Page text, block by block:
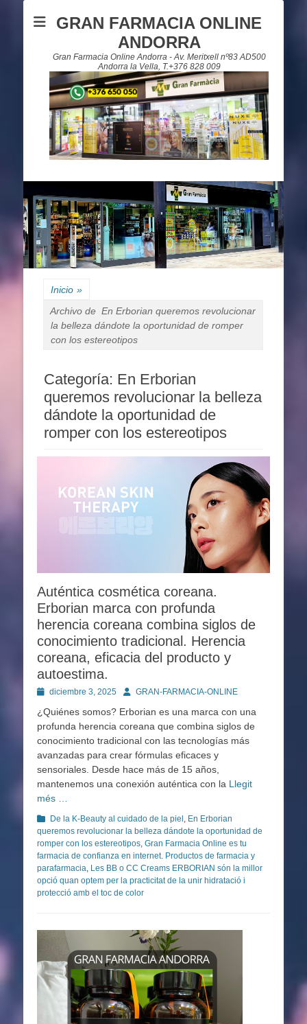
GRAN FARMACIA ONLINE
ANDORRA
Gran Farmacia Online Andorra - Av. Meritxell nº83 AD500
Andorra la Vella, T.+376 828 009
Inicio »
Archivo de En Erborian queremos revolucionar
la belleza dándote la oportunidad de romper
con los estereotipos
Categoría: En Erborian
queremos revolucionar la belleza
dándote la oportunidad de
romper con los estereotipos
Auténtica cosmética coreana.
Erborian marca con profunda
herencia coreana combina siglos de
conocimiento tradicional. Herencia
coreana, eficacia del producto y
autoestima.
Publicado
diciembre 3, 2025 AutorGRAN-FARMACIA-ONLINE
¿Quiénes somos? Erborian es una marca con una
profunda herencia coreana que combina siglos de
conocimiento tradicional con las tecnologías más
avanzadas para crear fórmulas eficaces y
sensoriales. Desde hace más de 15 años,
mantenemos una conexión auténtica con la Llegit
més …
Categorías
De la K-Beauty al cuidado de la piel, En Erborian
queremos revolucionar la belleza dándote la oportunidad de
romper con los estereotipos, Gran Farmacia Online es tu
farmacia de confianza en internet. Productos de farmacia y
parafarmacia, Les BB o CC Creams ERBORIAN són la millor
opció quan optem per la practicitat de la unir hidratació i
protecció amb el toc de color